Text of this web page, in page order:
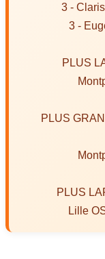
3 -
3 -
PLUS
PLUS
PLUS
Lille